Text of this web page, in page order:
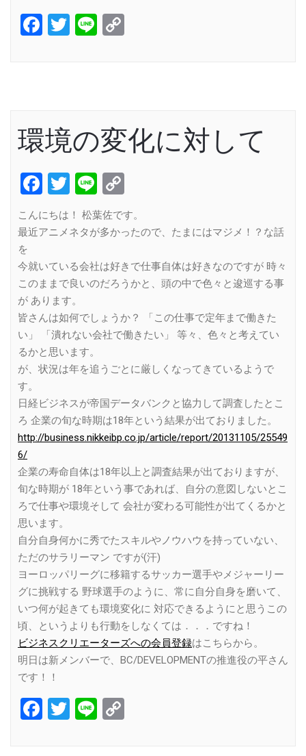
Facebook
Twitter
Line
環境の変化に対して
Facebook
Twitter
Line
Link
こんにちは！ 松葉佐です。
最近アニメネタが多かったので、たまにはマジメ！？な話
を
今就いている会社は好きで仕事自体は好きなのですが 時々
このままで良いのだろうかと、頭の中で色々と逡巡する事
が あります。
皆さんは如何でしょうか？ 「この仕事で定年まで働きた
い」 「潰れない会社で働きたい」 等々、色々と考えてい
るかと思います。
が、状況は年を追うごとに厳しくなってきているようで
す。
日経ビジネスが帝国データバンクと協力して調査したとこ
ろ 企業の旬な時期は18年という結果が出ておりました。
http://business.nikkeibp.co.jp/article/report/20131105/25549
6/
企業の寿命自体は18年以上と調査結果が出ておりますが、
旬な時期が 18年という事であれば、自分の意図しないとこ
ろで仕事や環境そして 会社が変わる可能性が出てくるかと
思います。
自分自身何かに秀でたスキルやノウハウを持っていない、
ただのサラリーマン ですが(汗)
ヨーロッパリーグに移籍するサッカー選手やメジャーリー
グに挑戦する 野球選手のように、常に自分自身を磨いて、
いつ何が起きても環境変化に 対応できるようにと思うこの
頃、というよりも行動をしなくては．．．ですね！
ビジネスクリエーターズへの会員登録はこちらから。
明日は新メンバーで、BC/DEVELOPMENTの推進役の平さん
です！！
Facebook
Twitter
Line